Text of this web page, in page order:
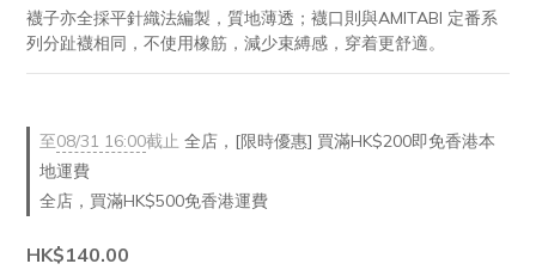
襪子亦全採平針織法編製，質地薄透；襪口則與AMITABI 定番系
列分趾襪相同，不使用橡筋，減少束縛感，穿着更舒適。
至08/31 16:00截止 全店，[限時優惠] 買滿HK$200即免香港本
地運費
全店，買滿HK$500免香港運費
HK$140.00